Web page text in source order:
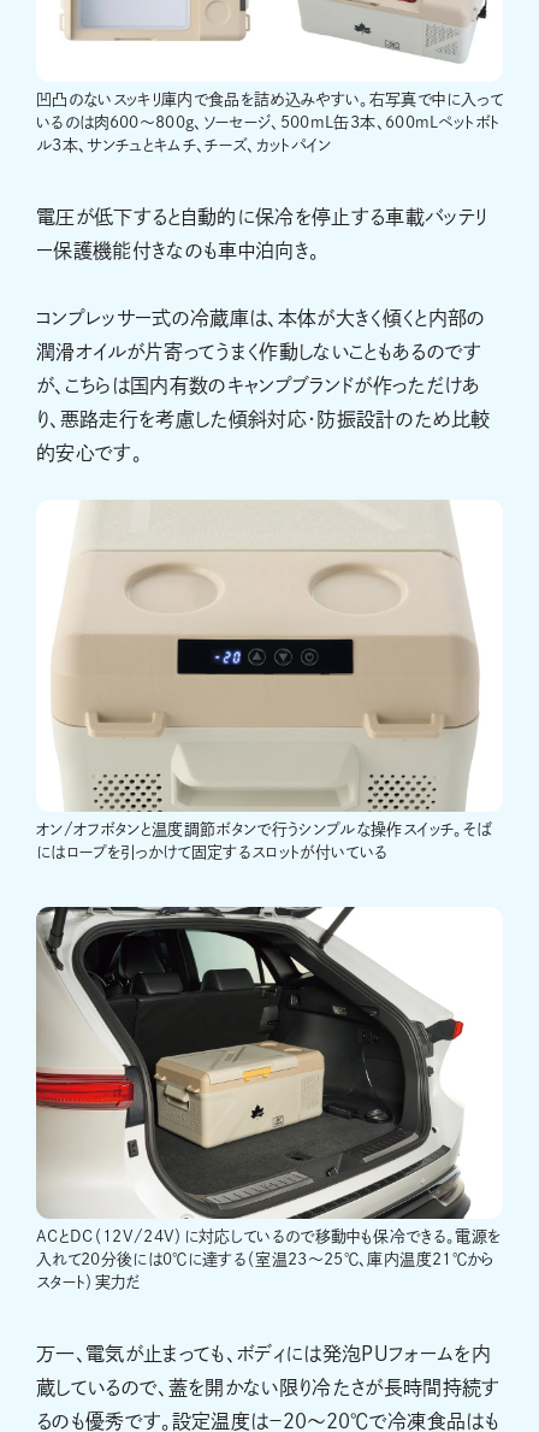
凹凸のないスッキリ庫内で食品を詰め込みやすい。右写真で中に入って
いるのは肉600〜800g、ソーセージ、500mL缶3本、600mLペットボト
ル3本、サンチュとキムチ、チーズ、カットパイン
電圧が低下すると自動的に保冷を停止する車載バッテリ
ー保護機能付きなのも車中泊向き。
コンプレッサー式の冷蔵庫は、本体が大きく傾くと内部の
潤滑オイルが片寄ってうまく作動しないこともあるのです
が、こちらは国内有数のキャンプブランドが作っただけあ
り、悪路走行を考慮した傾斜対応・防振設計のため比較
的安心です。
オン/オフボタンと温度調節ボタンで行うシンプルな操作スイッチ。そば
にはロープを引っかけて固定するスロットが付いている
ACとDC（12V/24V）に対応しているので移動中も保冷できる。電源を
入れて20分後には0℃に達する（室温23〜25℃、庫内温度21℃から
スタート）実力だ
万一、電気が止まっても、ボディには発泡PUフォームを内
蔵しているので、蓋を開かない限り冷たさが長時間持続す
るのも優秀です。設定温度は−20〜20℃で冷凍食品はも